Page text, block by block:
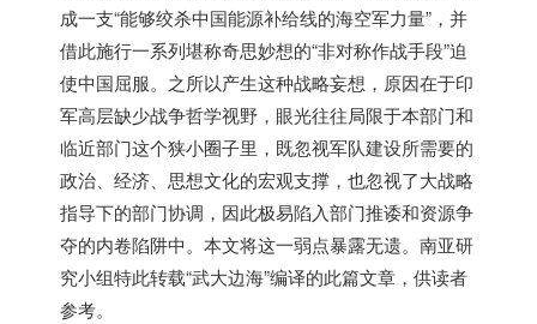
成一支“能够绞杀中国能源补给线的海空军力量”，并
借此施行一系列堪称奇思妙想的“非对称作战手段”迫
使中国屈服。之所以产生这种战略妄想，原因在于印
军高层缺少战争哲学视野，眼光往往局限于本部门和
临近部门这个狭小圈子里，既忽视军队建设所需要的
政治、经济、思想文化的宏观支撑，也忽视了大战略
指导下的部门协调，因此极易陷入部门推诿和资源争
夺的内卷陷阱中。 本文将这一弱点暴露无遗。南亚研
究小组特此转载“武大边海”编译的此篇文章，供读者
参考。